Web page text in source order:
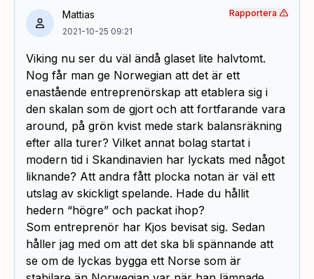
Mattias
2021-10-25 09:21
Viking nu ser du väl ändå glaset lite halvtomt.
Nog får man ge Norwegian att det är ett
enastående entreprenörskap att etablera sig i
den skalan som de gjort och att fortfarande vara
around, på grön kvist mede stark balansräkning
efter alla turer? Vilket annat bolag startat i
modern tid i Skandinavien har lyckats med något
liknande? Att andra fått plocka notan är väl ett
utslag av skickligt spelande. Hade du hållit
hedern “högre” och packat ihop?
Som entreprenör har Kjos bevisat sig. Sedan
håller jag med om att det ska bli spännande att
se om de lyckas bygga ett Norse som är
Rapportera